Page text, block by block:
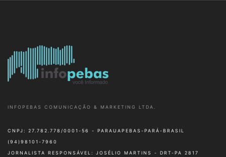
INFOPEBAS COMUNICAÇÃO & MARKETING LTDA.
CNPJ: 27.782.778/0001-56 - PARAUAPEBAS-PARÁ-BRASIL
(94)98101-7960
JORNALISTA RESPONSÁVEL: JOSÉLIO MARTINS - DRT-PA 2817